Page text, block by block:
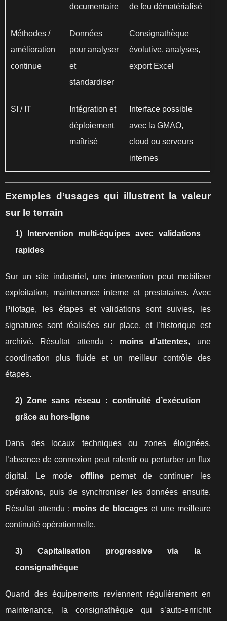
documentaire de feu dématérialisé
Méthodes /
amélioration
continue
Données
pour analyser
et
standardiser
Consignathèque
évolutive, analyses,
export Excel
SI / IT
Intégration et
déploiement
maîtrisé
Interface possible
avec la GMAO,
cloud ou serveurs
internes
Exemples d’usages qui illustrent la valeur
sur le terrain
1) Intervention multi-équipes avec validations
rapides
Sur un site industriel, une intervention peut mobiliser
exploitation, maintenance interne et prestataires. Avec
Pilotage, les étapes et validations sont suivies, les
signatures sont réalisées sur place, et l’historique est
archivé. Résultat attendu : moins d’attentes, une
coordination plus fluide et un meilleur contrôle des
étapes.
2) Zone sans réseau : continuité d’exécution
grâce au hors-ligne
Dans des locaux techniques ou zones éloignées,
l’absence de connexion peut ralentir ou perturber un flux
digital. Le mode offlinepermet de continuer les
opérations, puis de synchroniser les données ensuite.
Résultat attendu : moins de blocageset une meilleure
continuité opérationnelle.
3) Capitalisation progressive via la
consignathèque
Quand des équipements reviennent régulièrement en
maintenance, la consignathèque qui s’auto-enrichit